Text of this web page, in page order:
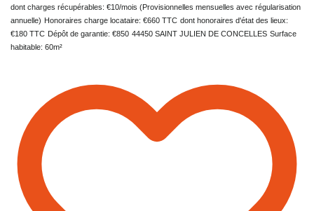
dont charges récupérables: €10/mois (Provisionnelles mensuelles avec régularisation
annuelle) Honoraires charge locataire: €660 TTC dont honoraires d'état des lieux:
€180 TTC Dépôt de garantie: €850 44450 SAINT JULIEN DE CONCELLES Surface
habitable: 60m²